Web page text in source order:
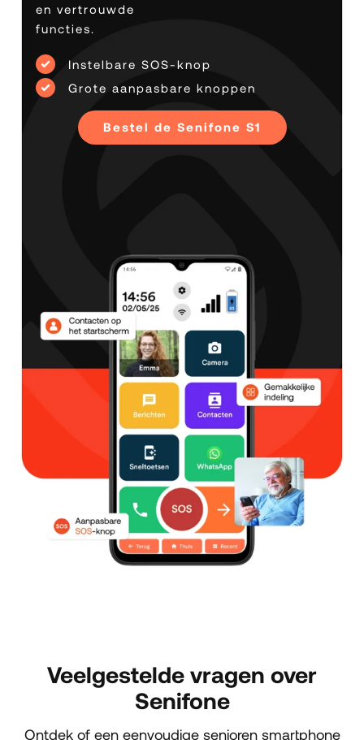
en vertrouwde
functies.
Instelbare SOS-knop
Grote aanpasbare knoppen
Bestel de Senifone S1
Veelgestelde vragen over
Senifone
Ontdek of een eenvoudige senioren smartphone